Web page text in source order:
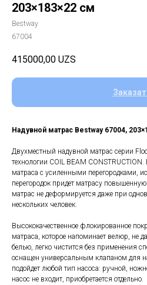
203×183×22 см
Bestway
67004
415000,00 UZS
Надувной матрас Bestway 67004,
Двухместный надувной матрас серии
технологии COIL BEAM
матраса с усиленными перегородками,
перегородок придет матрасу
матрас не деформируется даже при
нескольких человек.
Высококачественное флокированное
матраса, которое напоминает велюр, не
белью, легко чистится без применения
оснащен универсальным клапаном для
подойдет любой тип насоса: ручной,
насос не входит, приобретается отдельно.